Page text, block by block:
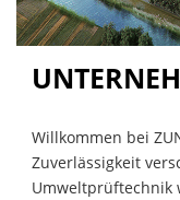
Willkommen bei
Zuverlässigkeit
Umweltprüftechnik